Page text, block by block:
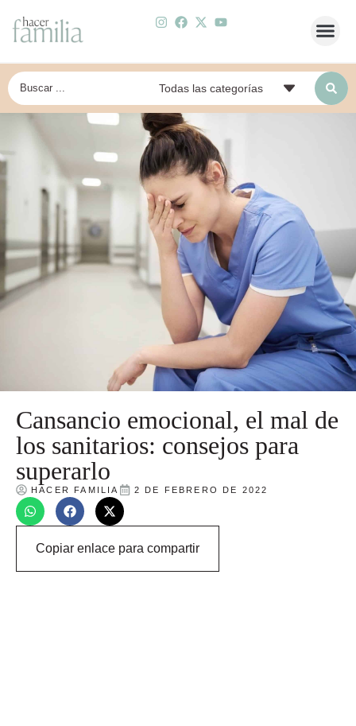
Cansancio emocional, el mal de
los sanitarios: consejos para
superarlo
HACER FAMILIA 2 DE FEBRERO DE 2022
Copiar enlace para compartir